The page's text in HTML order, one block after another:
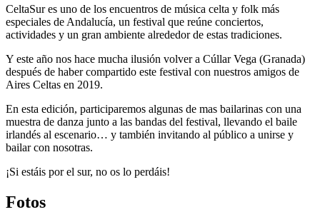
CeltaSur es uno de los encuentros de música celta y folk más
especiales de Andalucía, un festival que reúne conciertos,
actividades y un gran ambiente alrededor de estas tradiciones.
Y este año nos hace mucha ilusión volver a Cúllar Vega (Granada)
después de haber compartido este festival con nuestros amigos de
Aires Celtas en 2019.
En esta edición, participaremos algunas de mas bailarinas con una
muestra de danza junto a las bandas del festival, llevando el baile
irlandés al escenario… y también invitando al público a unirse y
bailar con nosotras.
¡Si estáis por el sur, no os lo perdáis!
Fotos